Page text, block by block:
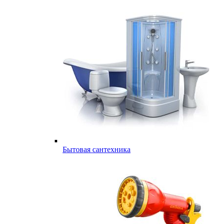
Бытовая сантехника